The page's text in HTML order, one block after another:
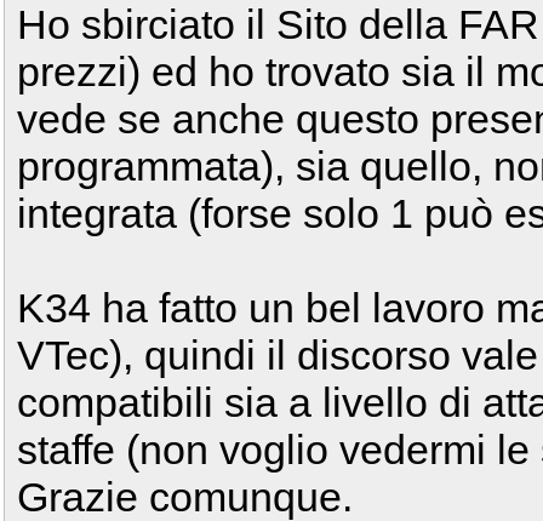
Ho sbirciato il Sito della
prezzi) ed ho trovato sia il
vede se anche questo
programmata), sia quello,
integrata (forse solo 1 può
K34 ha fatto un bel lavoro
VTec), quindi il discorso
compatibili sia a livello di
staffe (non voglio vedermi le
Grazie comunque.